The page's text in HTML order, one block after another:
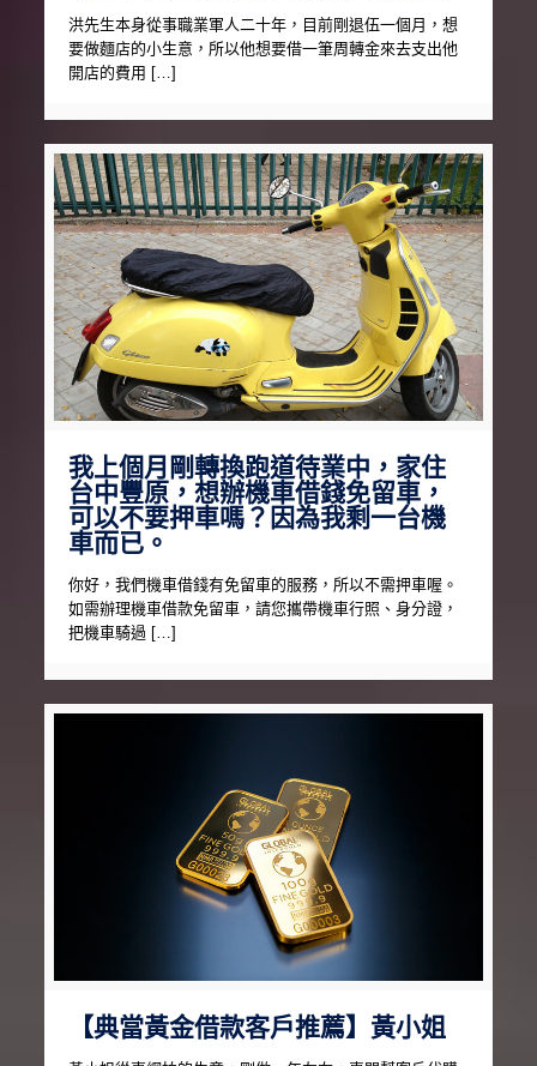
洪先生本身從事職業軍人二十年，目前剛退伍一個月，想
要做麵店的小生意，所以他想要借一筆周轉金來去支出他
開店的費用 […]
我上個月剛轉換跑道待業中，家住
台中豐原，想辦機車借錢免留車，
可以不要押車嗎？因為我剩一台機
車而已。
你好，我們機車借錢有免留車的服務，所以不需押車喔。
如需辦理機車借款免留車，請您攜帶機車行照、身分證，
把機車騎過 […]
【典當黃金借款客戶推薦】黃小姐